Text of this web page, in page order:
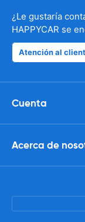
¿Le gustaría
HAPPYCAR se
Atención al
Cuenta
Acerca de